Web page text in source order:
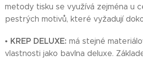
metody tisku se využívá zejména u
pestrých motivů, které vyžadují
• KREP DELUXE: má stejné
vlastnosti jako bavlna deluxe.